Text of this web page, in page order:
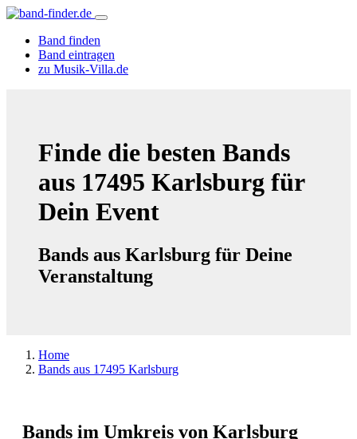
Band finden
Band eintragen
zu Musik-Villa.de
Finde die besten Bands
aus 17495 Karlsburg für
Dein Event
Bands aus Karlsburg für Deine
Veranstaltung
Home
Bands aus 17495 Karlsburg
Bands im Umkreis von Karlsburg